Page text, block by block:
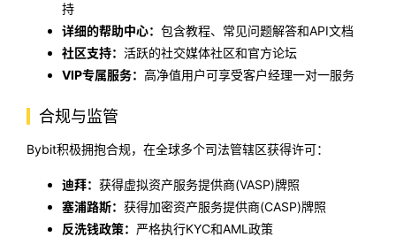
持
详细的帮助中心： 包含教程、常见问题解答和API文档
社区支持： 活跃的社交媒体社区和官方论坛
VIP专属服务： 高净值用户可享受客户经理一对一服务
合规与监管
Bybit积极拥抱合规，在全球多个司法管辖区获得许可：
迪拜： 获得虚拟资产服务提供商(VASP)牌照
塞浦路斯： 获得加密资产服务提供商(CASP)牌照
反洗钱政策： 严格执行KYC和AML政策